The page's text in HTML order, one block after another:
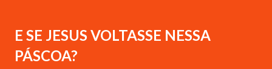
E SE JESUS VOLTASSE NESSA
PÁSCOA?